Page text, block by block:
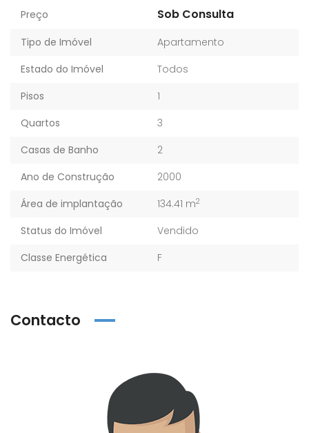
Preço Sob Consulta
Tipo de Imóvel
Apartamento
Estado do Imóvel
Todos
Pisos
1
Quartos
3
Casas de Banho
2
Ano de Construção
2000
Área de implantação
134.41 m2
Status do Imóvel
Vendido
Classe Energética
F
Contacto